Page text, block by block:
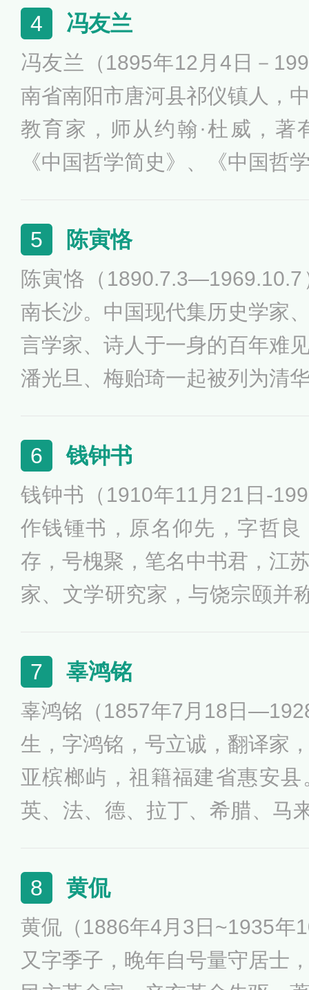
受资产阶级改良主义思想的影
思想与中国古典哲学、美学
学，形成了独特的美学思想体
后又治史学、古文字学、考古
4 冯友兰
冯友兰（1895年12月4日－
南省南阳市唐河县祁仪镇人，
教育家，师从约翰·杜威，著
《中国哲学简史》、《中国哲
当代学界乃至国外学界影响深
儒家”。1949年，获得“儒莲奖”
5 陈寅恪
陈寅恪（
南长沙。中国现代集历史学家
言学家、诗人于一身的百年难
潘光旦、梅贻琦一起被列为清
家”。著有《隋唐制度渊源略
论稿》《元白诗笺证稿》《金
传》《寒柳堂记梦》等。
6 钱钟书
钱钟书（1910年11月21日-
作钱锺书，原名仰先，字哲
存，号槐聚，笔名中书君，江
家、文学研究家，与饶宗颐并
时不曾间断过对西方新旧文
究，并取得显著的学术成就，
很高的声誉。钱钟书作品有《
《谈艺录》等。
7 辜鸿铭
辜鸿铭（1857年7月18日
生，字鸿铭，号立诚，翻译家
亚槟榔屿，祖籍福建省惠安
英、法、德、拉丁、希腊、马
方华学的中国第一人，号称“清
有《中国的牛津运动》、《中
8 黄侃
黄侃（1886年4月3日~1935年
又字季子，晚年自号量守居士